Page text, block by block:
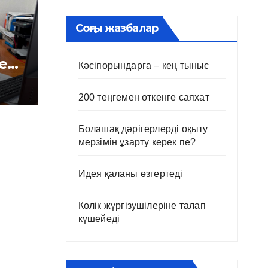
Соңғы жазбалар
Кәсіпорындарға – кең тыныс
200 теңгемен өткенге саяхат
Болашақ дәрігерлерді оқыту
мерзімін ұзарту керек пе?
Идея қаланы өзгертеді
Көлік жүргізушілеріне талап
күшейеді